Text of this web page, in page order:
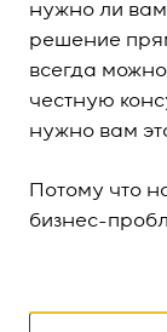
нужно ли
решение
всегда
честную
нужно вам
Потому что
бизнес-